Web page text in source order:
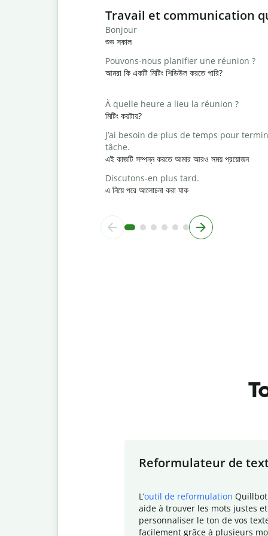
Slide 1 of 6
Travail et communication
Bonjour
শুভ সকাল
Pouvons-nous planifier une réunion ?
আমরা কি একটি মিটিং শিডিউল করতে পারি?
À quelle heure a lieu la réunion ?
মিটিং কয়টায়?
J’ai besoin de plus de temps pour
tâche.
এই কাজটি সম্পন্ন করতে আমার আরও সময় প্রয়োজন
Discutons-en plus tard.
এ নিয়ে পরে আলোচনা করা যাক
Reformulateur de
L ’outil de reformulation
aide à trouver les mots justes
personnaliser le ton de vos
facilement grâce à plusieurs